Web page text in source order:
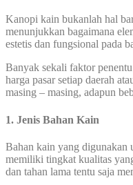
Kanopi kain bukanlah hal
menunjukkan bagaimana
estetis dan fungsional pada
Banyak sekali faktor
harga pasar setiap daerah
masing – masing, adapun
1. Jenis Bahan Kain
Bahan kain yang digunakan
memiliki tingkat kualitas
dan tahan lama tentu saja